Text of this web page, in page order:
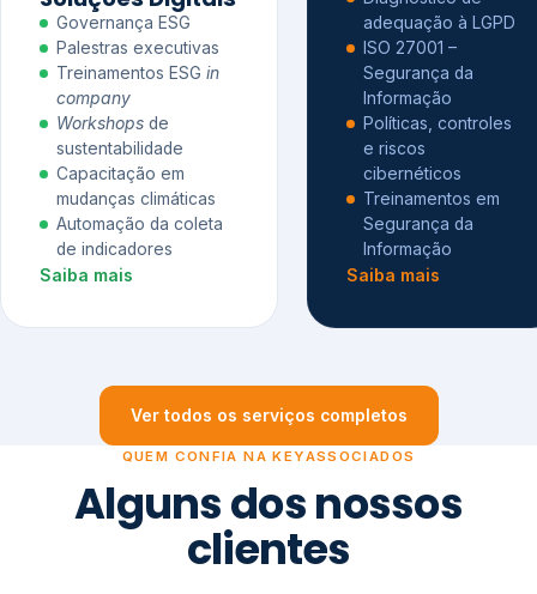
Governança ESG
Palestras executivas
Treinamentos ESG in
company
Workshops de
sustentabilidade
Capacitação em
mudanças climáticas
Automação da coleta
de indicadores
Saiba mais
adequação à LGPD
ISO 27001 –
Segurança da
Informação
Políticas, controles
e riscos
cibernéticos
Treinamentos em
Segurança da
Informação
Saiba mais
Ver todos os serviços completos
QUEM CONFIA NA KEYASSOCIADOS
Alguns dos nossos
clientes